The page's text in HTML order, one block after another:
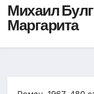
Михаил
Маргарита